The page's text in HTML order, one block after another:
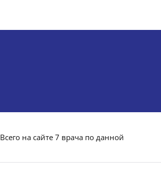
на сайте 7 врача по данной